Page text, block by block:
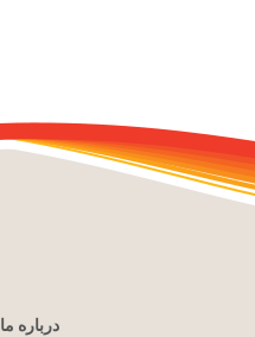
درباره ما